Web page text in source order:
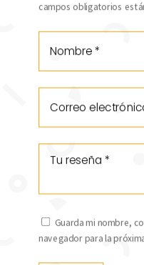
campos obligatorios
Guarda mi nombre,
navegador para la